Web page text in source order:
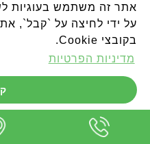
אתר זה משתמש בעוגיות
על ידי לחיצה על `קבל`,
בקובצי Cookie.
מדיניות הפרטיות
חיים מלאים בגיל
והרבליסטית רגשית
אנשים ״זקנים״ בני עשרים
מלאי חיים בני שישים
בגיל הבינה והחכמה.
פרטים